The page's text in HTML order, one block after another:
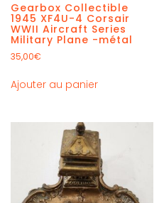
Gearbox Collectible
1945 XF4U-4 Corsair
WWII Aircraft Series
Military Plane -métal
35,00€
Ajouter au panier